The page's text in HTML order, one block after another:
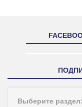
Выберите раздел: